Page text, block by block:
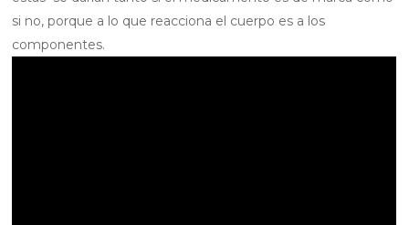
si no, porque a lo que reacciona el cuerpo es a los
componentes.